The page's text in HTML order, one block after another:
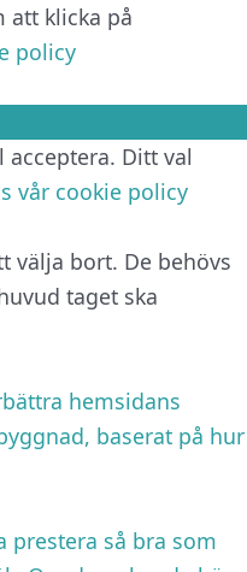
att klicka på
policy
Ditt val
vår cookie policy
välja bort. De behövs
taget ska
hemsidans
baserat på hur
prestera så bra som